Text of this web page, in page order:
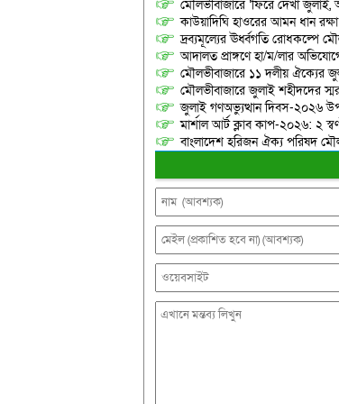
মৌলভীবাজারে ‘ফিরে দেখা
কাউয়াদিঘি হাওরের আমন ধান
দ্রব্যমূল্যের ঊর্ধ্বগতি রোধকল্পে
আদালত প্রাঙ্গণে হা/ম/লার
মৌলভীবাজারে ১১ দলীয় ঐক্যের
মৌলভীবাজারে জুলাই শহীদদের
জুলাই গণঅভ্যুত্থান দিবস-২০২৬
মার্শাল আর্ট ক্লাব কাপ-২০২৬: ২
বাংলাদেশ হরিজন ঐক্য পরিষদ